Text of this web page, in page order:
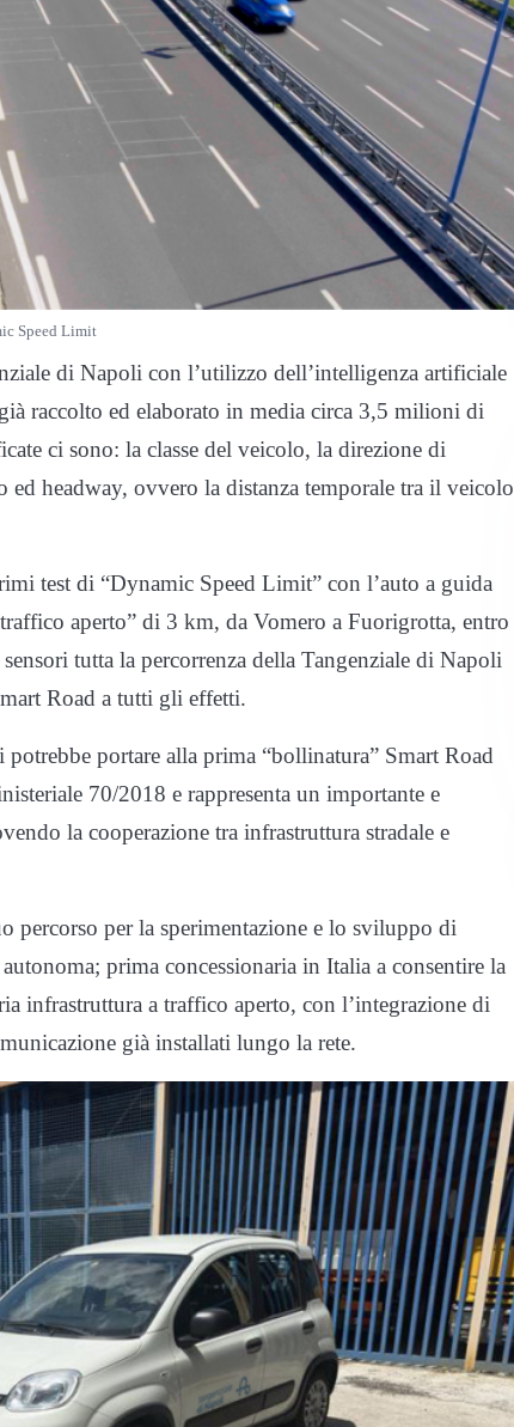
Speed Limit
di Napoli con l’utilizzo dell’intelligenza artificiale
raccolto ed elaborato in media circa 3,5 milioni di
ci sono: la classe del veicolo, la direzione di
headway, ovvero la distanza temporale tra il veicolo
test di “Dynamic Speed Limit” con l’auto a guida
aperto” di 3 km, da Vomero a Fuorigrotta, entro
tutta la percorrenza della Tangenziale di Napoli
Road a tutti gli effetti.
portare alla prima “bollinatura” Smart Road
70/2018 e rappresenta un importante e
la cooperazione tra infrastruttura stradale e
percorso per la sperimentazione e lo sviluppo di
prima concessionaria in Italia a consentire la
infrastruttura a traffico aperto, con l’integrazione di
già installati lungo la rete.